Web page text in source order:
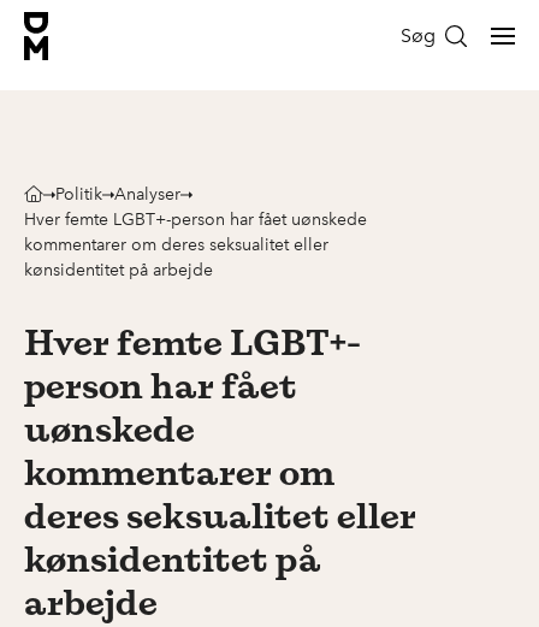
Søg
Politik Analyser
Hver femte LGBT+-person har fået uønskede
kommentarer om deres seksualitet eller
kønsidentitet på arbejde
Hver femte LGBT+-
person har fået
uønskede
kommentarer om
deres seksualitet eller
kønsidentitet på
arbejde